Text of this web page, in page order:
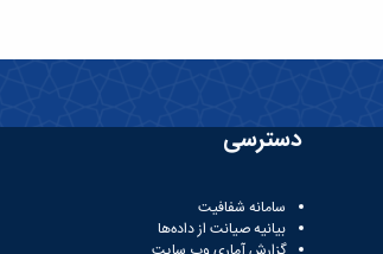
دسترسی
سامانه شفافیت
بیانیه صیانت از داده‌ها